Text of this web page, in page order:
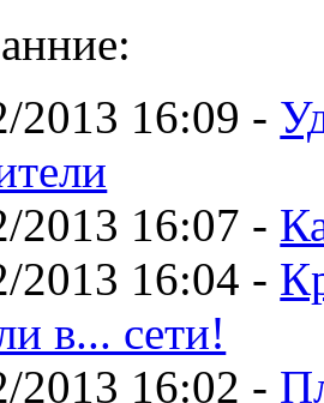
2013 16:09 -
2013 16:07 -
2013 16:04 -
в... сети!
2013 16:02 -